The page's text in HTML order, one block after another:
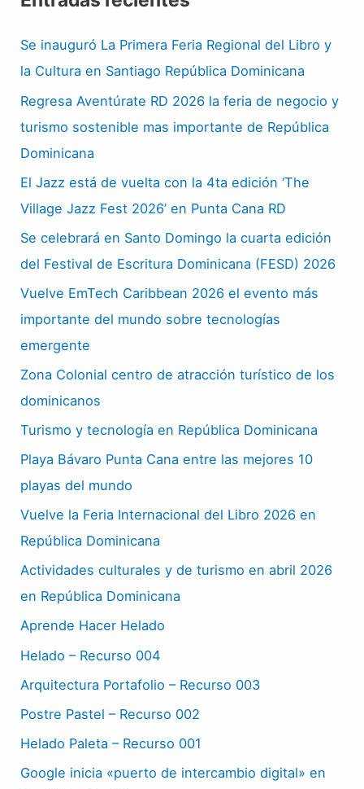
Se inauguró La Primera Feria Regional del Libro y
la Cultura en Santiago República Dominicana
Regresa Aventúrate RD 2026 la feria de negocio y
turismo sostenible mas importante de República
Dominicana
El Jazz está de vuelta con la 4ta edición ‘The
Village Jazz Fest 2026’ en Punta Cana RD
Se celebrará en Santo Domingo la cuarta edición
del Festival de Escritura Dominicana (FESD) 2026
Vuelve EmTech Caribbean 2026 el evento más
importante del mundo sobre tecnologías
emergente
Zona Colonial centro de atracción turístico de los
dominicanos
Turismo y tecnología en República Dominicana
Playa Bávaro Punta Cana entre las mejores 10
playas del mundo
Vuelve la Feria Internacional del Libro 2026 en
República Dominicana
Actividades culturales y de turismo en abril 2026
en República Dominicana
Aprende Hacer Helado
Helado – Recurso 004
Arquitectura Portafolio – Recurso 003
Postre Pastel – Recurso 002
Helado Paleta – Recurso 001
Google inicia «puerto de intercambio digital» en